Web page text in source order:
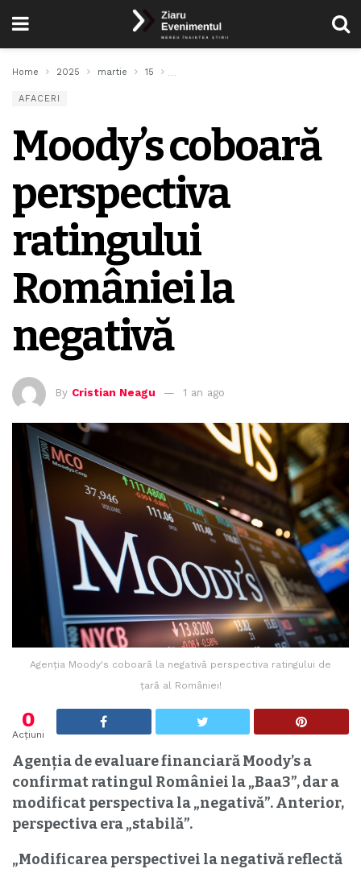
Home 2025 martie 15
AFACERI
Moody’s coboară
perspectiva
ratingului
României la
negativă
By Cristian Neagu 1 an ago
Agenția Moody's coboară la negativă perspectiva ratingului de
țară al României!
0
Acțiuni
Agenția de evaluare financiară Moody’s a
confirmat ratingul României la „Baa3”, dar a
modificat perspectiva la „negativă”. Anterior,
perspectiva era „stabilă”.
„Modificarea perspectivei la negativă reflectă